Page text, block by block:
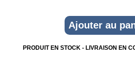
PRODUIT EN STOCK - LIVRAISON EN